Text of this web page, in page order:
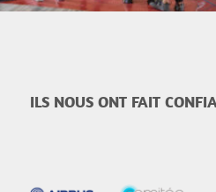
ILS NOUS ONT FAIT